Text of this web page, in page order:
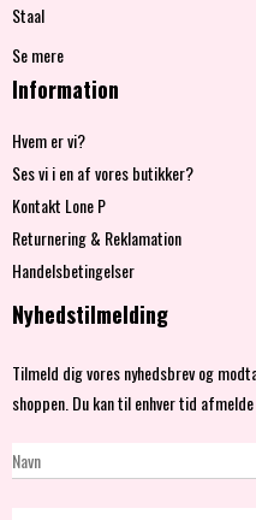
Staal
Se mere
Information
Hvem er vi?
Ses vi i en af vores butikker?
Kontakt Lone P
Returnering & Reklamation
Handelsbetingelser
Nyhedstilmelding
Tilmeld dig vores nyhedsbrev og
shoppen. Du kan til enhver tid afmelde